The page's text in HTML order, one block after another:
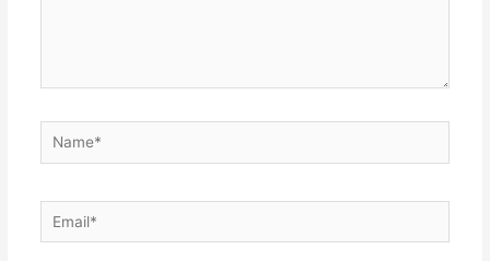
Name*
Email*